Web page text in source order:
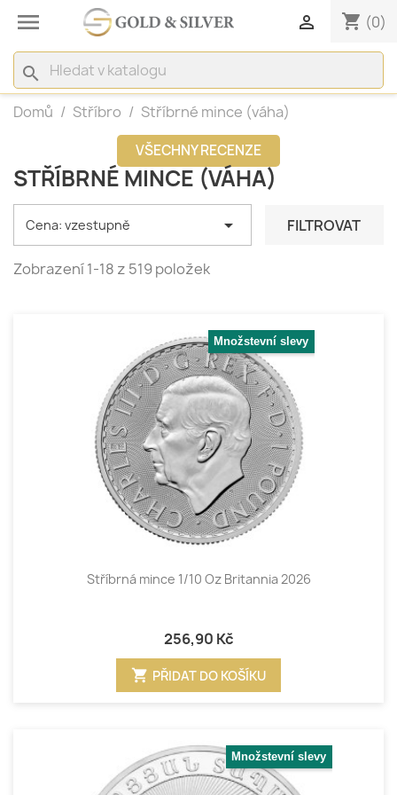
 shopping_cart (0)

search
Domů Stříbro Stříbrné mince (váha)
VŠECHNY RECENZE
STŘÍBRNÉ MINCE (VÁHA)
Cena: vzestupně  FILTROVAT
Zobrazení 1-18 z 519 položek
Množstevní slevy
Stříbrná mince 1/10 Oz Britannia 2026
256,90 Kč
shopping_cart PŘIDAT DO KOŠÍKU
Množstevní slevy